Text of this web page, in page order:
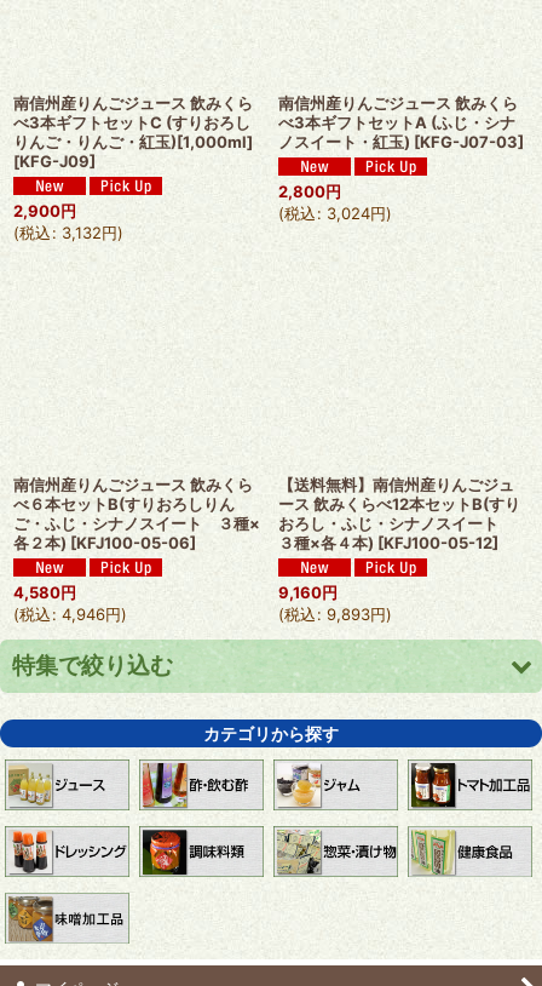
南信州産りんごジュース 飲みくら
べ3本ギフトセットC (すりおろし
りんご・りんご・紅玉)[1,000ml]
[KFG-J09]
2,900円
(税込: 3,132円)
南信州産りんごジュース 飲みくら
べ3本ギフトセットA (ふじ・シナ
ノスイート・紅玉) [KFG-J07-03]
2,800円
(税込: 3,024円)
南信州産りんごジュース 飲みくら
べ６本セットB(すりおろしりん
ご・ふじ・シナノスイート ３種×
各２本) [KFJ100-05-06]
4,580円
(税込: 4,946円)
【送料無料】南信州産りんごジュ
ース 飲みくらべ12本セットB(すり
おろし・ふじ・シナノスイート
３種×各４本) [KFJ100-05-12]
9,160円
(税込: 9,893円)
特集で絞り込む
【送料無料】１箱まとめ買いで送料無料
心打たれ(こころうたれ)
ラー油にんにく
【送料込み】お試しセット
カテゴリから探す